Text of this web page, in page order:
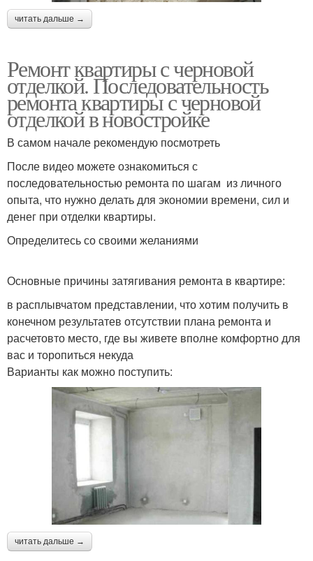
читать дальше →
Ремонт квартиры с черновой
отделкой. Последовательность
ремонта квартиры с черновой
отделкой в новостройке
В самом начале рекомендую посмотреть
После видео можете ознакомиться с
последовательностью ремонта по шагам из личного
опыта, что нужно делать для экономии времени, сил и
денег при отделки квартиры.
Определитесь со своими желаниями
Основные причины затягивания ремонта в квартире:
в расплывчатом представлении, что хотим получить в
конечном результатев отсутствии плана ремонта и
расчетовто место, где вы живете вполне комфортно для
вас и торопиться некуда
Варианты как можно поступить:
читать дальше →